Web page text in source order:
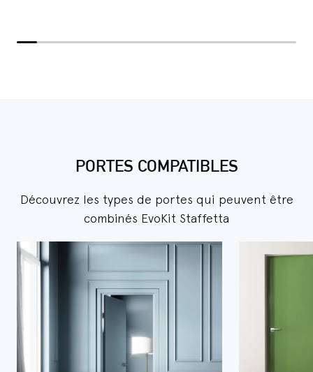
PORTES COMPATIBLES
Découvrez les types de portes qui peuvent être
combinés EvoKit Staffetta